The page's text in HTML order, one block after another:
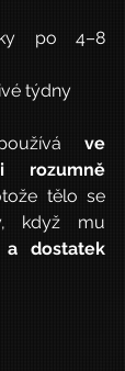
po 4–8
týdny
ve
rozumně
tělo se
když mu
dostatek